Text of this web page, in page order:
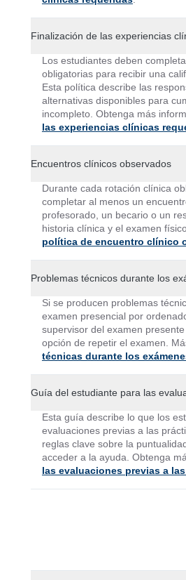
Finalización de las experiencias
Los estudiantes deben
obligatorias para recibir una
Esta política describe las
alternativas disponibles para
incompleto. Obtenga más
las experiencias clínicas
Encuentros clínicos observados
Durante cada rotación clínica
completar al menos un
profesorado, un becario o un
historia clínica y el examen
política de encuentro clínico
Problemas técnicos durante los
Si se producen problemas
examen presencial por
supervisor del examen
opción de repetir el examen.
técnicas durante los
Guía del estudiante para las
Esta guía describe lo que los
evaluaciones previas a las
reglas clave sobre la
acceder a la ayuda. Obtenga
las evaluaciones previas a